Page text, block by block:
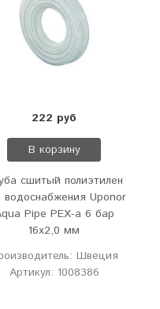
222 руб
В корзину
сшитый полиэтилен
водоснабжения Uponor
Pipe PEX-a 6 бар
16x2,0 мм
Швеция
Артикул: 1008386